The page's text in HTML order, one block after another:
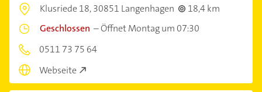
Klusriede 18,30851 Langenhagen
18,4 km
Geschlossen –Öffnet Montag um 07:30
0511 73 75 64
Webseite